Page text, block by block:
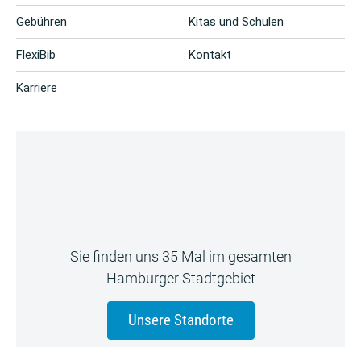
Gebühren
FlexiBib
Karriere
Kitas und Schulen
Kontakt
Sie finden uns 35 Mal im gesamten
Hamburger Stadtgebiet
Unsere Standorte